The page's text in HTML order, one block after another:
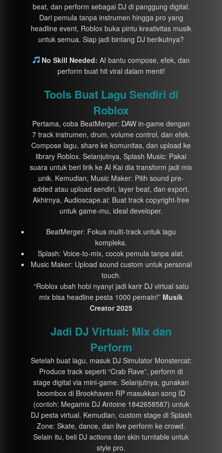
beat, dan perform sebagai DJ di panggung digital.
Dari pemula tanpa instrumen hingga pro yang
headline event, Roblox buka pintu kreativitas musik
untuk semua. Siap jadi bintang DJ berikutnya?
No Skill Needed: AI bantu compose, efek, dan
perform buat hit viral dalam menit!
Tools Buat Lagu Sendiri di
Roblox
Pertama, coba BeatMerger: DAW in-game dengan
7 track instrumen, drum, volume control, dan efek.
Compose lagu, share ke komunitas, dan upload ke
library Roblox. Selanjutnya, Splash Music: Pakai
suara untuk beri lirik ke AI Kai dia transform jadi mix
unik. Kemudian, Music Maker: Pilih sound pre-
added atau upload sendiri, layer beat, dan export.
Akhirnya, Audioscape.ai: Buat track copyright-free
untuk game-mu, ideal developer.
BeatMerger: Fokus multi-track untuk lagu
kompleks.
Splash: Voice-to-mix, cocok pemula tanpa alat.
Music Maker: Upload sound custom untuk personal
touch.
“Roblox ubah hobi nyanyi jadi karir DJ virtual satu
mix bisa headline pesta 1000 pemain!” Musik
Creator 2025
Jadi DJ Virtual: Mix dan
Perform
Setelah buat lagu, masuk DJ Simulator Monstercat:
Produce track seperti “Crab Rave”, perform di
stage digital via mini-game. Selanjutnya, gunakan
boombox di Brookhaven RP masukkan song ID
(contoh: Megamix DJ Antoine 1842658587) untuk
DJ pesta virtual. Kemudian, custom stage di Splash
Zone: Skate, dance, dan live perform ke crowd.
Selain itu, beli DJ actions dan skin turntable untuk
style pro.